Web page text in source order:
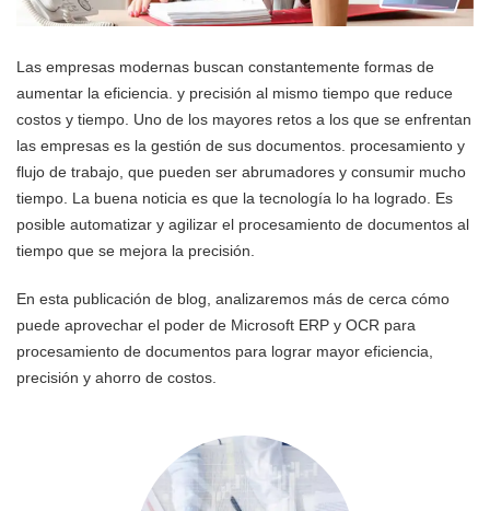
Las empresas modernas buscan constantemente formas de
aumentar la eficiencia. y precisión al mismo tiempo que reduce
costos y tiempo. Uno de los mayores retos a los que se enfrentan
las empresas es la gestión de sus documentos. procesamiento y
flujo de trabajo, que pueden ser abrumadores y consumir mucho
tiempo. La buena noticia es que la tecnología lo ha logrado. Es
posible automatizar y agilizar el procesamiento de documentos al
tiempo que se mejora la precisión.
En esta publicación de blog, analizaremos más de cerca cómo
puede aprovechar el poder de Microsoft ERP y OCR para
procesamiento de documentos para lograr mayor eficiencia,
precisión y ahorro de costos.